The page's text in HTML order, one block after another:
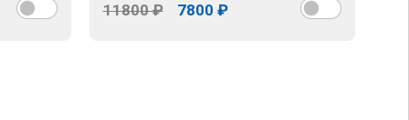
11800 ₽ 7800 ₽